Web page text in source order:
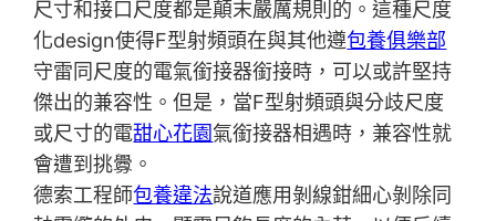
尺寸和接口尺度都是顛末嚴厲規則的。這種尺度
化design使得F型射頻頭在與其他遵包養俱樂部
守雷同尺度的電氣銜接器銜接時，可以或許堅持
傑出的兼容性。但是，當F型射頻頭與分歧尺度
或尺寸的電甜心花園氣銜接器相遇時，兼容性就
會遭到挑釁。
德索工程師包養違法說道應用剝線鉗細心剝除同